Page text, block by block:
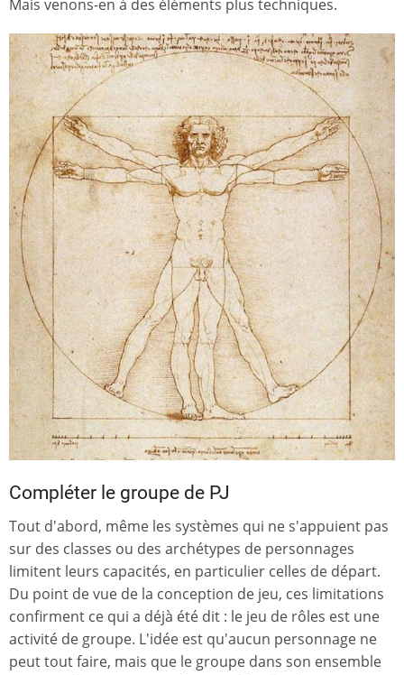
Mais venons-en à des éléments plus techniques.
Compléter le groupe de PJ
Tout d'abord, même les systèmes qui ne s'appuient pas
sur des classes ou des archétypes de personnages
limitent leurs capacités, en particulier celles de départ.
Du point de vue de la conception de jeu, ces limitations
confirment ce qui a déjà été dit : le jeu de rôles est une
activité de groupe. L'idée est qu'aucun personnage ne
peut tout faire, mais que le groupe dans son ensemble